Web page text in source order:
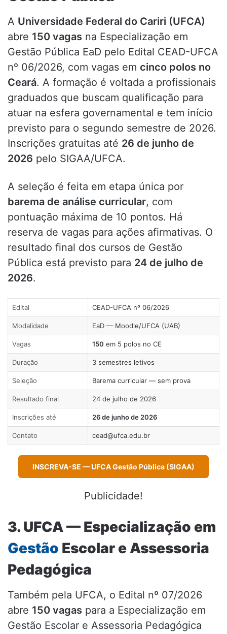
A Universidade Federal do Cariri (UFCA)
abre 150 vagas na Especialização em
Gestão Pública EaD pelo Edital CEAD-UFCA
nº 06/2026, com vagas em cinco polos no
Ceará. A formação é voltada a profissionais
graduados que buscam qualificação para
atuar na esfera governamental e tem início
previsto para o segundo semestre de 2026.
Inscrições gratuitas até 26 de junho de
2026 pelo SIGAA/UFCA.
A seleção é feita em etapa única por
barema de análise curricular, com
pontuação máxima de 10 pontos. Há
reserva de vagas para ações afirmativas. O
resultado final dos cursos de Gestão
Pública está previsto para 24 de julho de
2026.
Edital CEAD-UFCA nº 06/2026
Modalidade EaD — Moodle/UFCA (UAB)
Vagas 150 em 5 polos no CE
Duração 3 semestres letivos
Seleção Barema curricular — sem prova
Resultado final 24 de julho de 2026
Inscrições até 26 de junho de 2026
Contato cead@ufca.edu.br
INSCREVA-SE — UFCA Gestão Pública (SIGAA)
Publicidade!
3. UFCA — Especialização em
Gestão Escolar e Assessoria
Pedagógica
Também pela UFCA, o Edital nº 07/2026
abre 150 vagas para a Especialização em
Gestão Escolar e Assessoria Pedagógica